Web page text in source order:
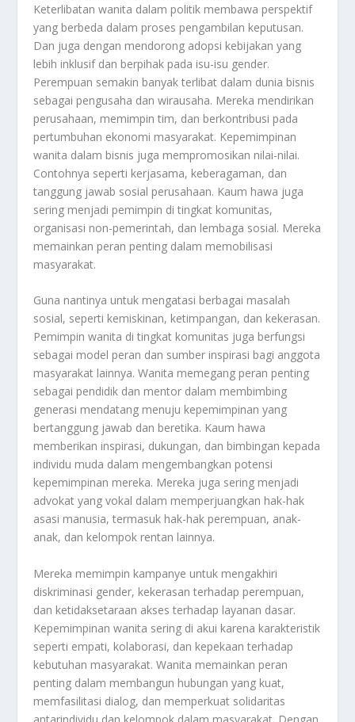
Keterlibatan wanita dalam politik membawa perspektif
yang berbeda dalam proses pengambilan keputusan.
Dan juga dengan mendorong adopsi kebijakan yang
lebih inklusif dan berpihak pada isu-isu gender.
Perempuan semakin banyak terlibat dalam dunia bisnis
sebagai pengusaha dan wirausaha. Mereka mendirikan
perusahaan, memimpin tim, dan berkontribusi pada
pertumbuhan ekonomi masyarakat. Kepemimpinan
wanita dalam bisnis juga mempromosikan nilai-nilai.
Contohnya seperti kerjasama, keberagaman, dan
tanggung jawab sosial perusahaan. Kaum hawa juga
sering menjadi pemimpin di tingkat komunitas,
organisasi non-pemerintah, dan lembaga sosial. Mereka
memainkan peran penting dalam memobilisasi
masyarakat.
Guna nantinya untuk mengatasi berbagai masalah
sosial, seperti kemiskinan, ketimpangan, dan kekerasan.
Pemimpin wanita di tingkat komunitas juga berfungsi
sebagai model peran dan sumber inspirasi bagi anggota
masyarakat lainnya. Wanita memegang peran penting
sebagai pendidik dan mentor dalam membimbing
generasi mendatang menuju kepemimpinan yang
bertanggung jawab dan beretika. Kaum hawa
memberikan inspirasi, dukungan, dan bimbingan kepada
individu muda dalam mengembangkan potensi
kepemimpinan mereka. Mereka juga sering menjadi
advokat yang vokal dalam memperjuangkan hak-hak
asasi manusia, termasuk hak-hak perempuan, anak-
anak, dan kelompok rentan lainnya.
Mereka memimpin kampanye untuk mengakhiri
diskriminasi gender, kekerasan terhadap perempuan,
dan ketidaksetaraan akses terhadap layanan dasar.
Kepemimpinan wanita sering di akui karena karakteristik
seperti empati, kolaborasi, dan kepekaan terhadap
kebutuhan masyarakat. Wanita memainkan peran
penting dalam membangun hubungan yang kuat,
memfasilitasi dialog, dan memperkuat solidaritas
antarindividu dan kelompok dalam masyarakat. Dengan